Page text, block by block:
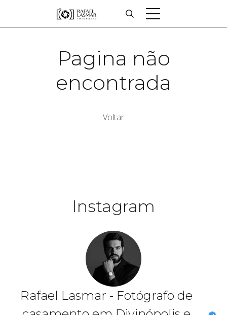
Pagina não
encontrada
Voltar
Instagram
Rafael Lasmar - Fotógrafo de